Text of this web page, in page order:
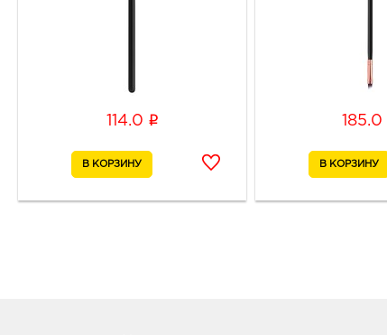
114.0 i 185.0